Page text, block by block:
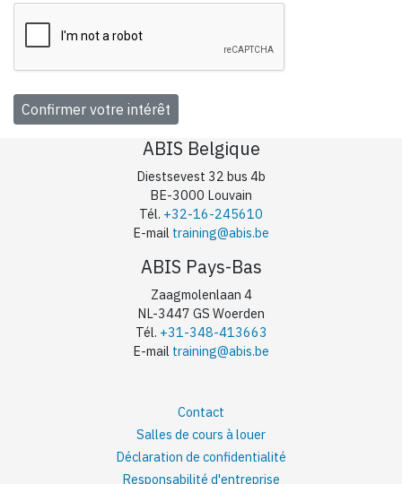
ABIS Belgique
Diestsevest 32 bus 4b
BE-3000 Louvain
Tél. +32-16-245610
E-mail training@abis.be
ABIS Pays-Bas
Zaagmolenlaan 4
NL-3447 GS Woerden
Tél. +31-348-413663
E-mail training@abis.be
Contact
Salles de cours à louer
Déclaration de confidentialité
Responsabilité d'entreprise